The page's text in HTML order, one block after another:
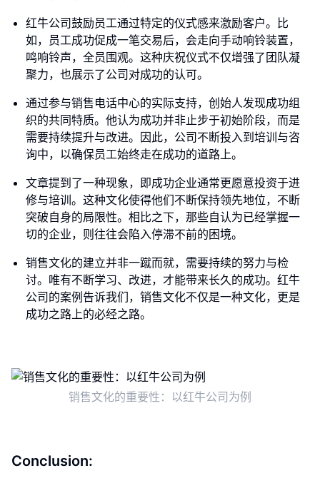
红牛公司鼓励员工通过特定的仪式感来激励客户。比
如，员工成功促成一笔交易后，会走向手动响铃装置，
鸣响铃声，全员围观。这种庆祝仪式不仅增强了团队凝
聚力，也展示了公司对成功的认可。
通过参与销售电话中心的实际支持，创始人发现成功组
织的共同特质。他认为成功并非止步于初始阶段，而是
需要持续提升与改进。因此，公司不断投入到培训与咨
询中，以确保员工始终走在成功的道路上。
文章提到了一种现象，即成功企业通常更愿意投资于进
修与培训。这种文化使得他们不断保持领先地位，不断
突破自身的局限性。相比之下，那些自认为已经掌握一
切的企业，则往往会陷入停滞不前的困境。
销售文化的建立并非一蹴而就，需要持续的努力与检
讨。唯有不断学习、改进，才能带来长久的成功。红牛
公司的案例告诉我们，销售文化不仅是一种文化，更是
成功之路上的必经之路。
销售文化的重要性：以红牛公司为例
Conclusion: